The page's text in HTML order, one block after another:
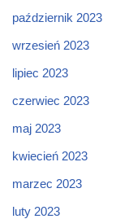
październik 2023
wrzesień 2023
lipiec 2023
czerwiec 2023
maj 2023
kwiecień 2023
marzec 2023
luty 2023